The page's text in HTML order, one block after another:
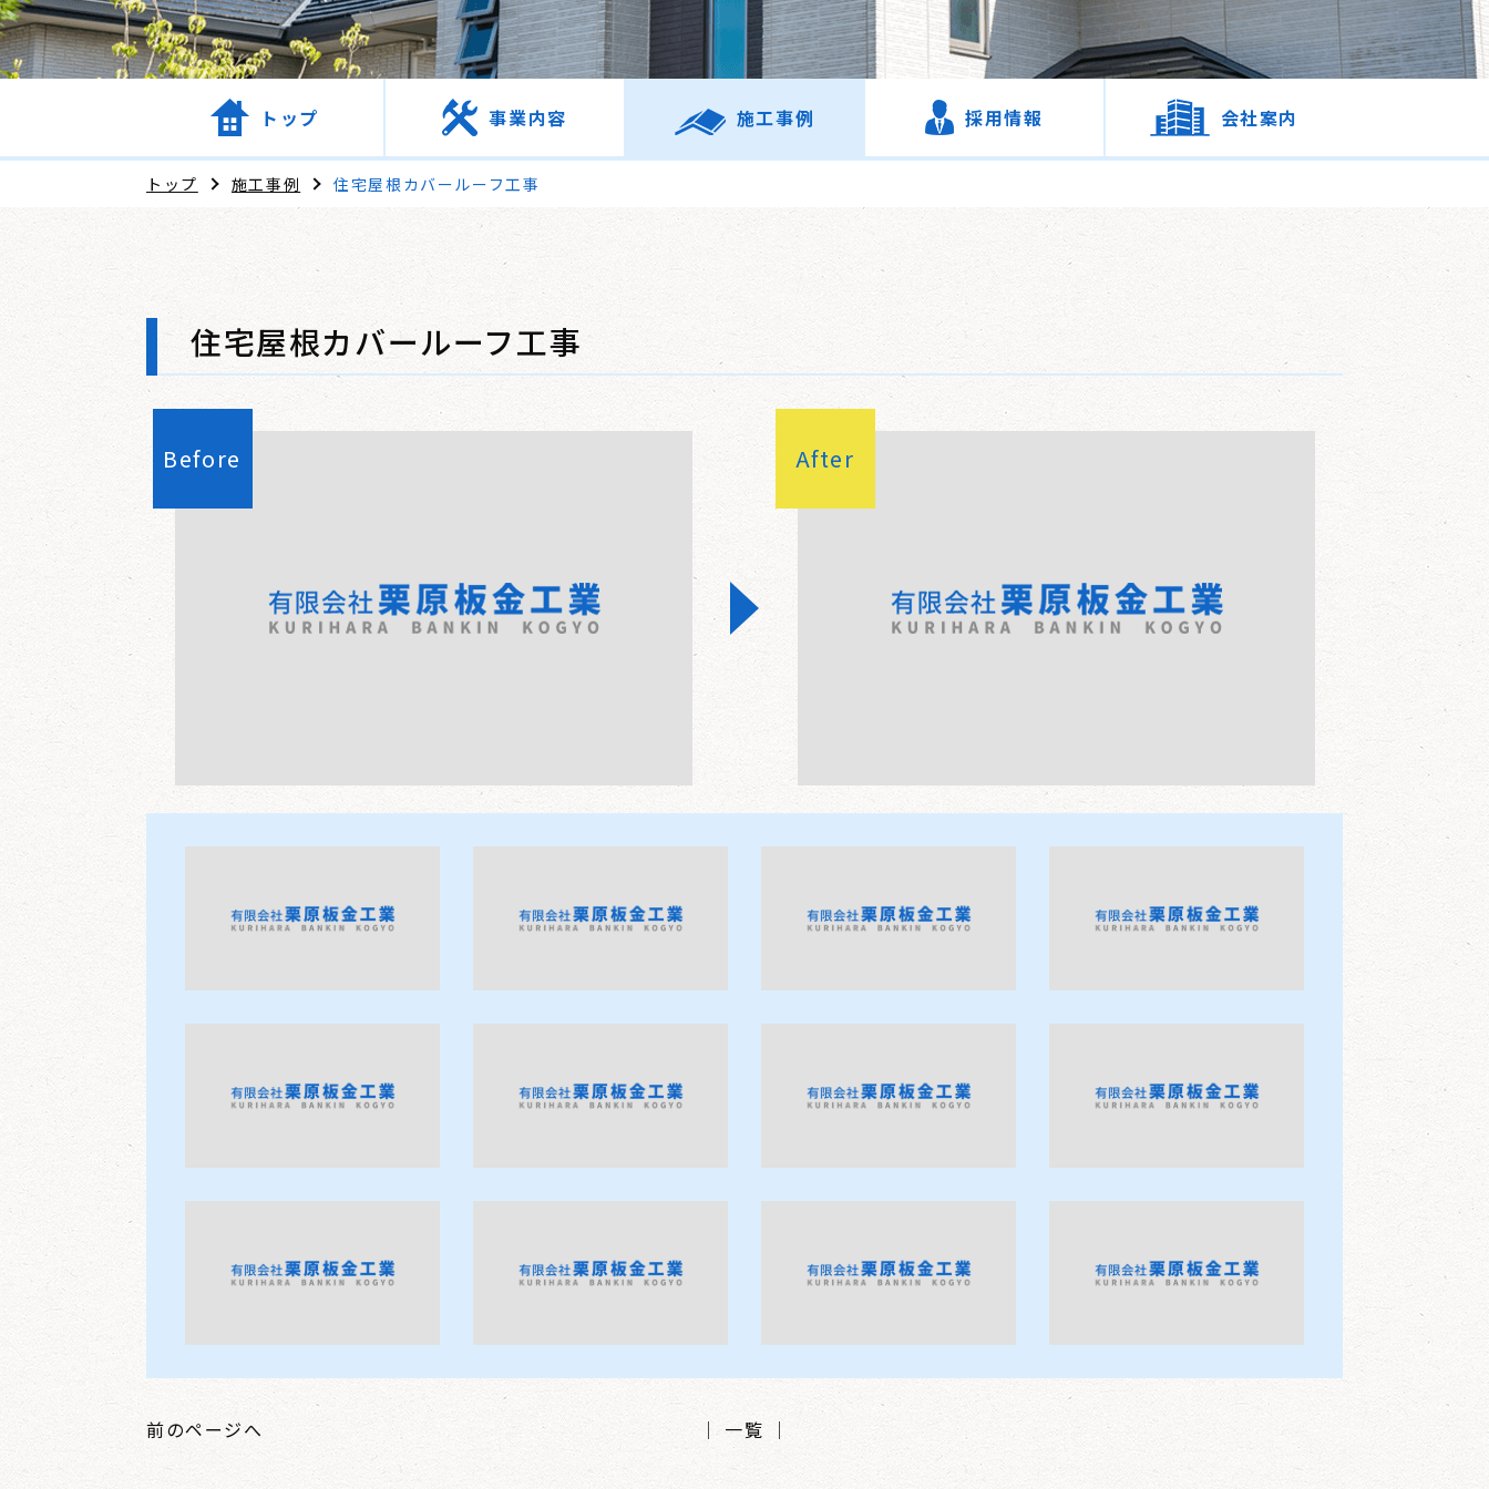
トップ 事業内容 施工事例 採用情報 会社案内
トップ 施工事例 住宅屋根カバールーフ工事
住宅屋根カバールーフ工事
前のページへ │ 一覧 │